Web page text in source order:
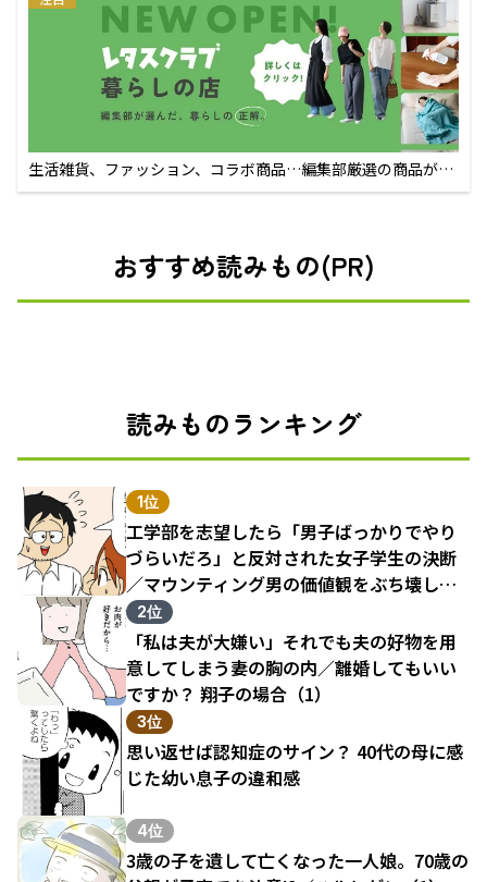
生活雑貨、ファッション、コラボ商品…編集部厳選の商品が買
えるECサイト
おすすめ読みもの(PR)
読みものランキング
1位
工学部を志望したら「男子ばっかりでやり
づらいだろ」と反対された女子学生の決断
／マウンティング男の価値観をぶち壊した
結果（1）
2位
「私は夫が大嫌い」それでも夫の好物を用
意してしまう妻の胸の内／離婚してもいい
ですか？ 翔子の場合（1）
3位
思い返せば認知症のサイン？ 40代の母に感
じた幼い息子の違和感
4位
3歳の子を遺して亡くなった一人娘。70歳の